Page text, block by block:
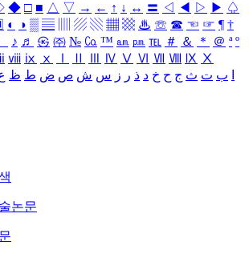
◆ □ ■ △ ▽ → ← ↑ ↓ ↔ 〓 ◁ ◀ ▷ ▶ ♤
◐ ◑ ▒ ▤ ▨ ▧ ▦ ▩ ♨ ☏ ☎ ☜ ☞ ¶ †
♪ ♬ ㉿ ㈜ № ㏇ ™ ㏂ ㏘ ℡ ＃ ＆ ＊ ＠ ª º
ⅷ ⅸ ⅹ Ⅳ Ⅴ Ⅵ Ⅶ Ⅷ Ⅸ Ⅹ
ب ت ث ج ح خ د ذ ر ز س ش ص ض ط ظ
논문